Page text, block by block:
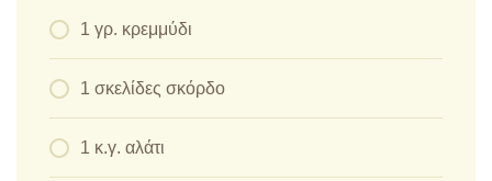
1 γρ. κρεμμύδι
1 σκελίδες σκόρδο
1 κ.γ. αλάτι